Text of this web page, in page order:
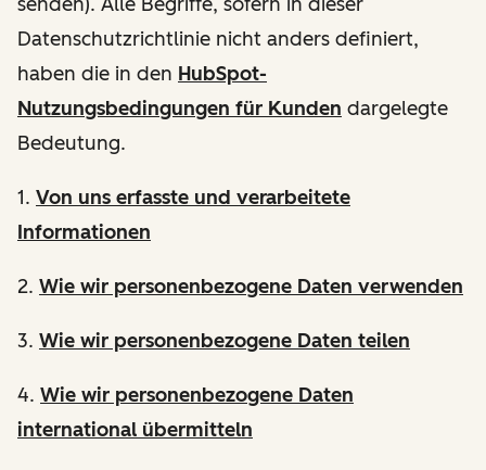
Datenschutzrichtlinie nicht anders definiert,
haben die in den HubSpot-
Nutzungsbedingungen für Kunden dargelegte
Bedeutung.
1. Von uns erfasste und verarbeitete
Informationen
2. Wie wir personenbezogene Daten verwenden
3. Wie wir personenbezogene Daten teilen
4. Wie wir personenbezogene Daten
international übermitteln